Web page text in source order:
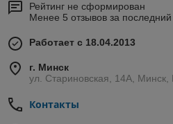
Рейтинг не сформирован
Менее 5 отзывов за последний
Работает с 18.04.2013
г. Минск
ул. Стариновская, 14А, Минск,
Контакты